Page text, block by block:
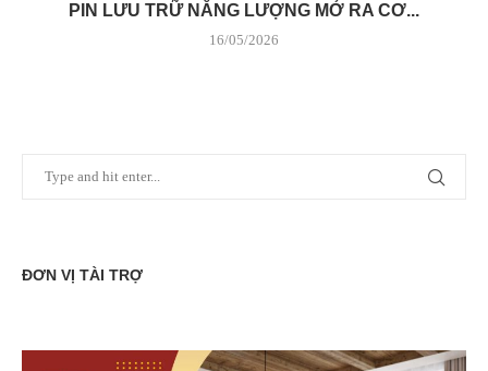
PIN LƯU TRỮ NĂNG LƯỢNG MỞ RA CƠ...
16/05/2026
ĐƠN VỊ TÀI TRỢ